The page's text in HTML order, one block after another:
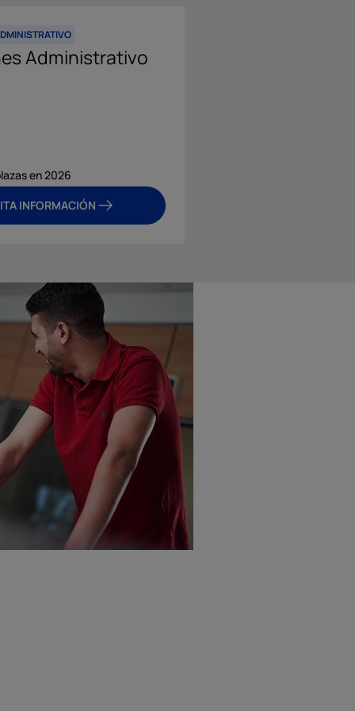
Administrativo
en 2026
INFORMACIÓN